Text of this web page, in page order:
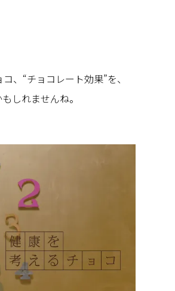
、“チョコレート効果”を、
しれませんね。